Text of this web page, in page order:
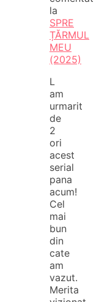
la
SPRE
ȚĂRMUL
MEU
(2025)
L
am
urmarit
de
2
ori
acest
serial
pana
acum!
Cel
mai
bun
din
cate
am
vazut.
Merita